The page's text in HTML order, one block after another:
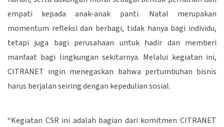
empati kepada anak-anak panti. Natal merupakan
momentum refleksi dan berbagi, tidak hanya bagi individu,
tetapi juga bagi perusahaan untuk hadir dan memberi
manfaat bagi lingkungan sekitarnya. Melalui kegiatan ini,
CITRANET ingin menegaskan bahwa pertumbuhan bisnis
harus berjalan seiring dengan kepedulian sosial.
“Kegiatan CSR ini adalah bagian dari komitmen CITRANET